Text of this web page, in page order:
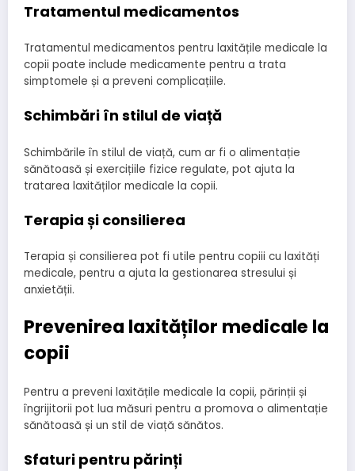
Tratamentul medicamentos
Tratamentul medicamentos pentru laxitățile medicale la
copii poate include medicamente pentru a trata
simptomele și a preveni complicațiile.
Schimbări în stilul de viață
Schimbările în stilul de viață, cum ar fi o alimentație
sănătoasă și exercițiile fizice regulate, pot ajuta la
tratarea laxităților medicale la copii.
Terapia și consilierea
Terapia și consilierea pot fi utile pentru copiii cu laxități
medicale, pentru a ajuta la gestionarea stresului și
anxietății.
Prevenirea laxităților medicale la
copii
Pentru a preveni laxitățile medicale la copii, părinții și
îngrijitorii pot lua măsuri pentru a promova o alimentație
sănătoasă și un stil de viață sănătos.
Sfaturi pentru părinți